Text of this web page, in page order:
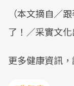
（本文摘自／
了！／采實文化
更多健康資訊，